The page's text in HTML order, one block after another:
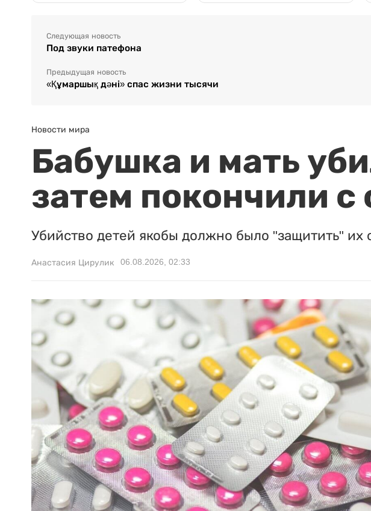
Следующая новость
Под звуки патефона
Предыдущая новость
«Құмаршық дәні» спас жизни тысячи
Новости мира
Бабушка и мать
затем покончили с
Убийство детей якобы должно было "защитить" их
Анастасия Цирулик 06.08.2026, 02:33